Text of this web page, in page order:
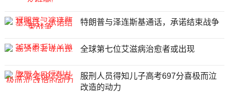
特朗普与泽连斯基通话，承诺结束战争
全球第七位艾滋病治愈者或出现
服刑人员得知儿子高考697分喜极而泣
改造的动力